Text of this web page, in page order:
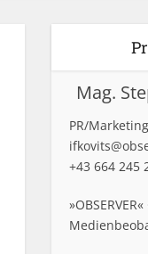
Mag.
PR/
+43 664 245